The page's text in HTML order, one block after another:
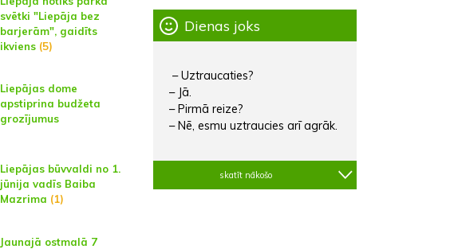
svētki "Liepāja bez
barjerām", gaidīts
ikviens(5)
Liepājas dome
apstiprina budžeta
grozījumus
Liepājas būvvaldi no 1.
jūnija vadīs Baiba
Mazrima (1)
Jaunajā ostmalā 7
Dienas joks
– Uztraucaties?
– Jā.
– Pirmā reize?
– Nē, esmu uztraucies arī agrāk.
skatīt nākošo